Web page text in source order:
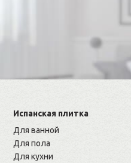
Испанская плитка
Для ванной
Для пола
Для кухни